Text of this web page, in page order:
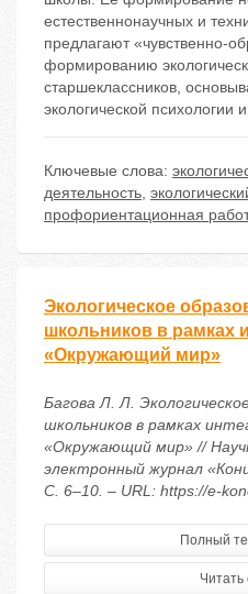
естественнонаучных и
предлагают «чувственно-
формированию
старшеклассников,
экологической психологии
Ключевые слова:
деятельность,
профориентационная
Экологическое
школьников в рамках
«Окружающий мир»
Багова Л. Л.
школьников в рамках
«Окружающий мир» //
электронный журнал
С. 6–10. – URL: https://e-
Полный
Читать